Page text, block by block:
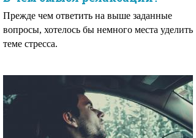
Прежде чем ответить на выше заданные
вопросы, хотелось бы немного места уделить
теме стресса.